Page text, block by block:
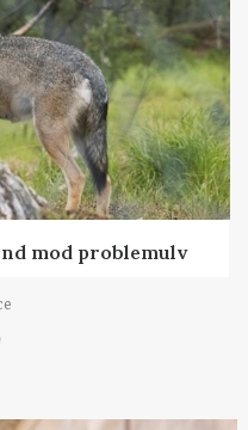
mod problemulv